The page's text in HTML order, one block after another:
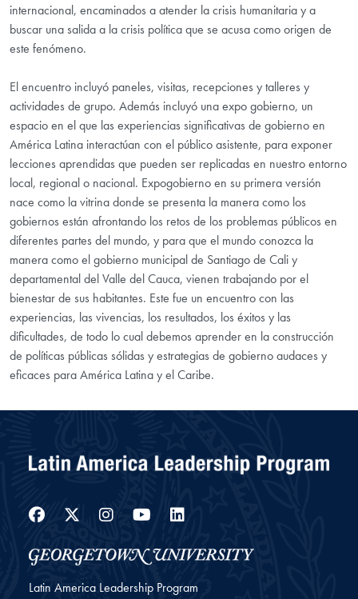
internacional, encaminados a atender la crisis humanitaria y a
buscar una salida a la crisis política que se acusa como origen de
este fenómeno.
El encuentro incluyó paneles, visitas, recepciones y talleres y
actividades de grupo. Además incluyó una expo gobierno, un
espacio en el que las experiencias significativas de gobierno en
América Latina interactúan con el público asistente, para exponer
lecciones aprendidas que pueden ser replicadas en nuestro entorno
local, regional o nacional. Expogobierno en su primera versión
nace como la vitrina donde se presenta la manera como los
gobiernos están afrontando los retos de los problemas públicos en
diferentes partes del mundo, y para que el mundo conozca la
manera como el gobierno municipal de Santiago de Cali y
departamental del Valle del Cauca, vienen trabajando por el
bienestar de sus habitantes. Este fue un encuentro con las
experiencias, las vivencias, los resultados, los éxitos y las
dificultades, de todo lo cual debemos aprender en la construcción
de políticas públicas sólidas y estrategias de gobierno audaces y
eficaces para América Latina y el Caribe.
Facebook
Twitter
Instagram
YouTube
LinkedIn
Latin America Leadership Program